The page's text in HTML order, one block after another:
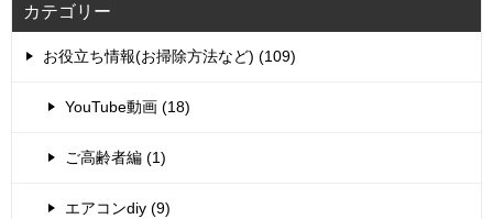
カテゴリー
お役立ち情報(お掃除方法など) (109)
YouTube動画 (18)
ご高齢者編 (1)
エアコンdiy (9)